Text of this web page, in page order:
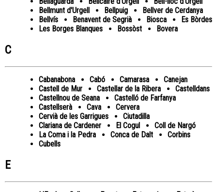
Bellmunt d'Urgell
Bellpuig
Bellver de Cerdanya
Bellvís
Benavent de Segrià Biosca
Es Bòrdes
Les Borges Blanques
Bossòst Bovera
C
Cabanabona Cabó Camarasa
Canejan
Castell de Mur
Castellar de la Ribera
Castelldans
Castellnou de Seana
Castelló de Farfanya
Castellserà
Cava
Cervera
Cervià de les Garrigues
Ciutadilla
Clariana de Cardener
El Cogul
Coll de Nargó
La Coma i la Pedra
Conca de Dalt
Corbins
Cubells
E